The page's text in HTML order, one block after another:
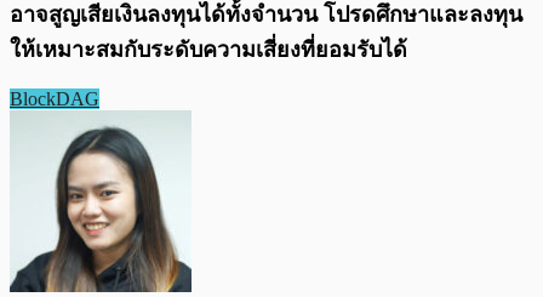
อาจสูญเสียเงินลงทุนได้ทั้งจํานวน โปรดศึกษาและลงทุน
ให้เหมาะสมกับระดับความเสี่ยงที่ยอมรับได้
BlockDAG